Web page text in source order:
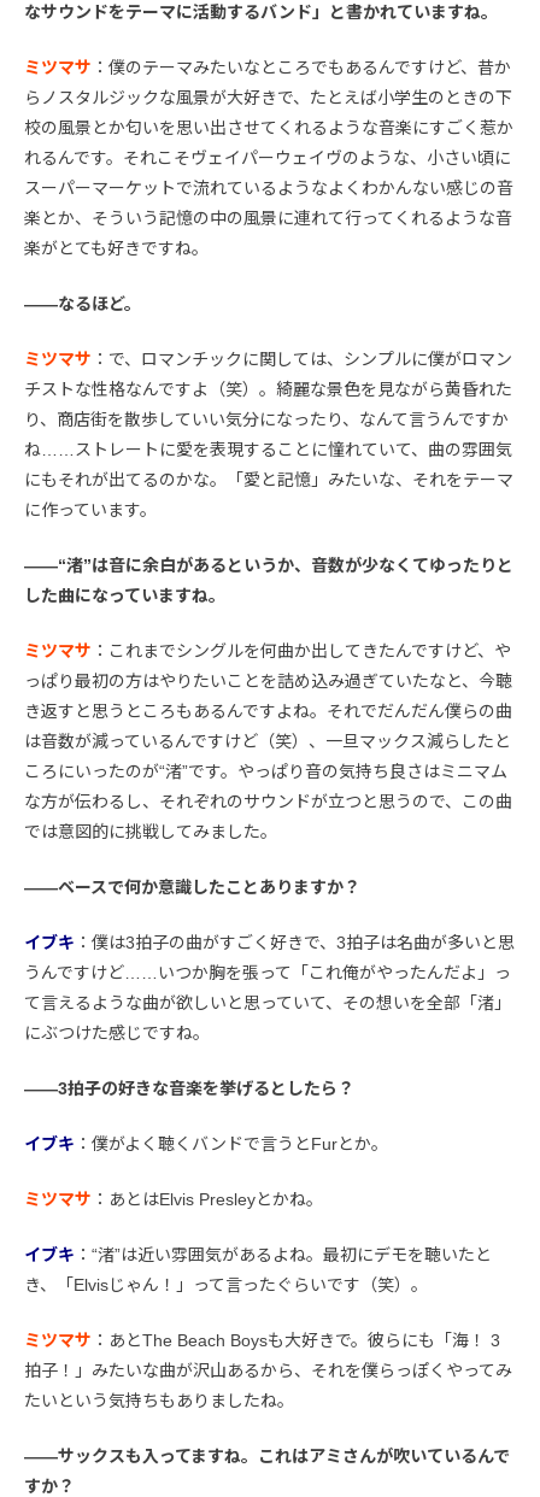
なサウンドをテーマに活動するバンド」と書かれていますね。
ミツマサ ：僕のテーマみたいなところでもあるんですけど、昔か
らノスタルジックな風景が大好きで、たとえば小学生のときの下
校の風景とか匂いを思い出させてくれるような音楽にすごく惹か
れるんです。それこそヴェイパーウェイヴのような、小さい頃に
スーパーマーケットで流れているようなよくわかんない感じの音
楽とか、そういう記憶の中の風景に連れて行ってくれるような音
楽がとても好きですね。
――なるほど。
ミツマサ ：で、ロマンチックに関しては、シンプルに僕がロマン
チストな性格なんですよ（笑）。綺麗な景色を見ながら黄昏れた
り、商店街を散歩していい気分になったり、なんて言うんですか
ね……ストレートに愛を表現することに憧れていて、曲の雰囲気
にもそれが出てるのかな。「愛と記憶」みたいな、それをテーマ
に作っています。
――“渚”は音に余白があるというか、音数が少なくてゆったりと
した曲になっていますね。
ミツマサ ：これまでシングルを何曲か出してきたんですけど、や
っぱり最初の方はやりたいことを詰め込み過ぎていたなと、今聴
き返すと思うところもあるんですよね。それでだんだん僕らの曲
は音数が減っているんですけど（笑）、一旦マックス減らしたと
ころにいったのが“渚”です。やっぱり音の気持ち良さはミニマム
な方が伝わるし、それぞれのサウンドが立つと思うので、この曲
では意図的に挑戦してみました。
――ベースで何か意識したことありますか？
イブキ ：僕は3拍子の曲がすごく好きで、3拍子は名曲が多いと思
うんですけど……いつか胸を張って「これ俺がやったんだよ」っ
て言えるような曲が欲しいと思っていて、その想いを全部「渚」
にぶつけた感じですね。
――3拍子の好きな音楽を挙げるとしたら？
イブキ ：僕がよく聴くバンドで言うとFurとか。
ミツマサ ：あとはElvis Presleyとかね。
イブキ ：“渚”は近い雰囲気があるよね。最初にデモを聴いたと
き、「Elvisじゃん！」って言ったぐらいです（笑）。
ミツマサ ：あとThe Beach Boysも大好きで。彼らにも「海！ 3
拍子！」みたいな曲が沢山あるから、それを僕らっぽくやってみ
たいという気持ちもありましたね。
――サックスも入ってますね。これはアミさんが吹いているんで
すか？